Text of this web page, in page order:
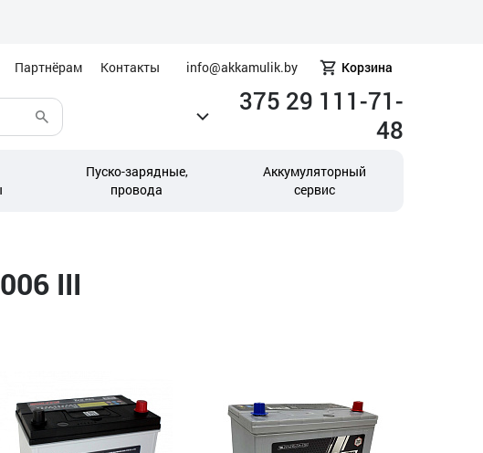
Партнёрам Контакты info@akkamulik.by Корзина
375 29 111-71-
48
Пуско-зарядные,
провода
Аккумуляторный
сервис
III